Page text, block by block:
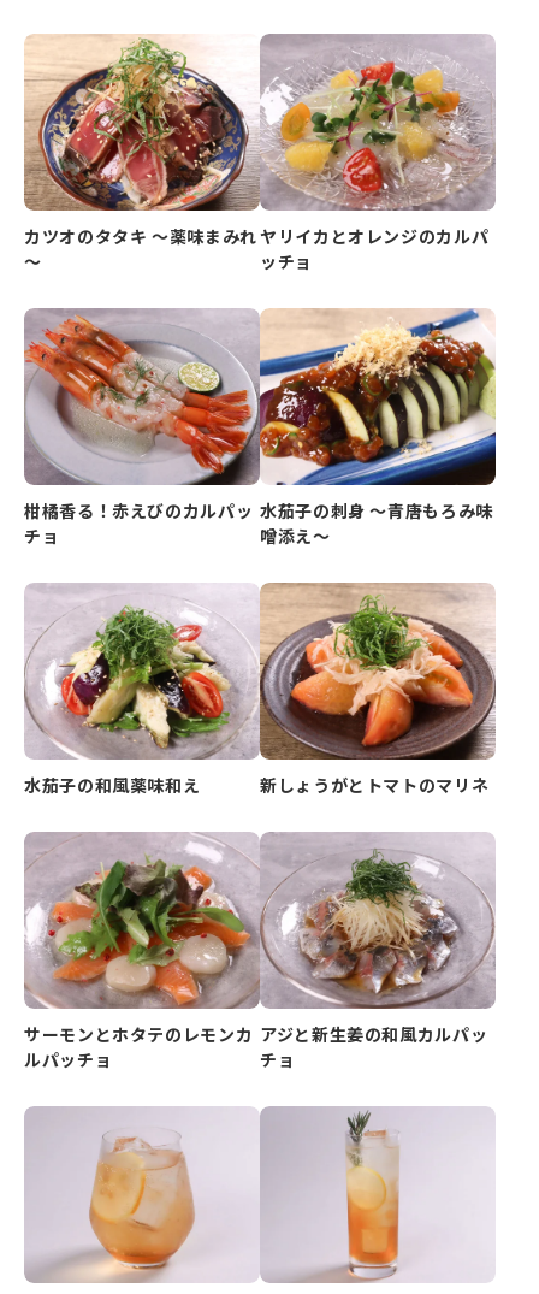
カツオのタタキ ～薬味まみれ
～
ヤリイカとオレンジのカルパ
ッチョ
柑橘香る！赤えびのカルパッ
チョ
水茄子の刺身 ～青唐もろみ味
噌添え～
水茄子の和風薬味和え 新しょうがとトマトのマリネ
サーモンとホタテのレモンカ
ルパッチョ
アジと新生姜の和風カルパッ
チョ